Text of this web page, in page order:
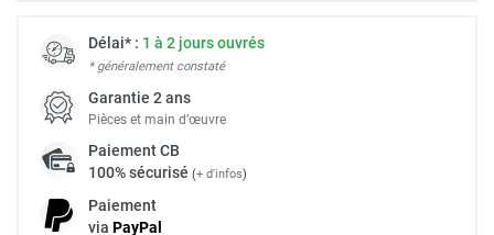
Délai* : 1 à 2 jours ouvrés
* généralement constaté
Garantie 2 ans
Pièces et main d’œuvre
PaiementCB
100% sécurisé (+ d'infos)
Paiement
via PayPal